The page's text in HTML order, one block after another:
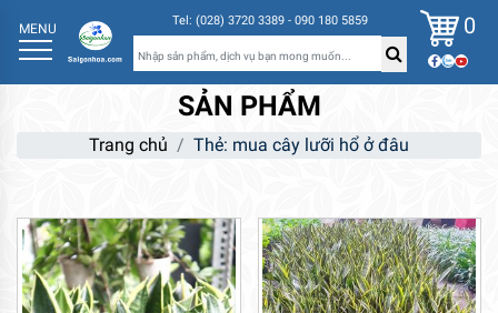
MENU Tel: (028) 3720 3389 - 090 180 5859 0
SẢN PHẨM
Trang chủ Thẻ: mua cây lưỡi hổ ở đâu